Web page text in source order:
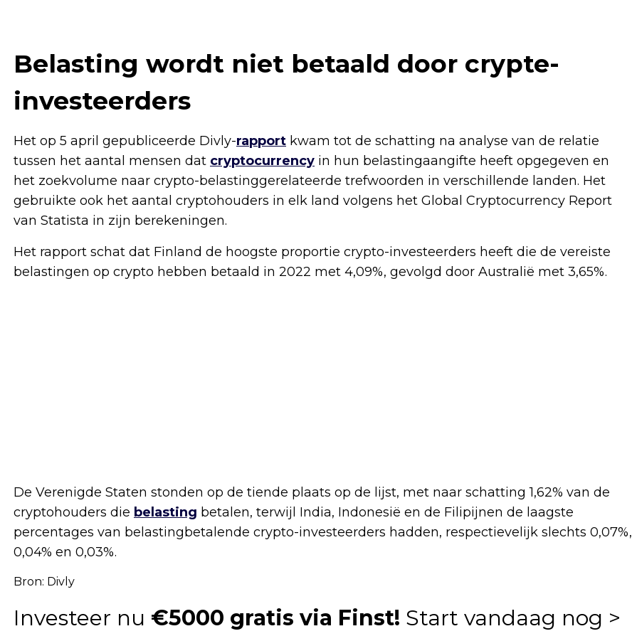
Belasting wordt niet betaald door crypte-
investeerders
Het op 5 april gepubliceerde Divly-rapport kwam tot de schatting na analyse van de relatie
tussen het aantal mensen dat cryptocurrency in hun belastingaangifte heeft opgegeven en
het zoekvolume naar crypto-belastinggerelateerde trefwoorden in verschillende landen. Het
gebruikte ook het aantal cryptohouders in elk land volgens het Global Cryptocurrency Report
van Statista in zijn berekeningen.
Het rapport schat dat Finland de hoogste proportie crypto-investeerders heeft die de vereiste
belastingen op crypto hebben betaald in 2022 met 4,09%, gevolgd door Australië met 3,65%.
De Verenigde Staten stonden op de tiende plaats op de lijst, met naar schatting 1,62% van de
cryptohouders die belasting betalen, terwijl India, Indonesië en de Filipijnen de laagste
percentages van belastingbetalende crypto-investeerders hadden, respectievelijk slechts 0,07%,
0,04% en 0,03%.
Bron: Divly
Investeer nu €5000 gratis via Finst! Start vandaag nog >